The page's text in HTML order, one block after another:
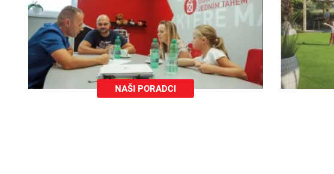
NAŠI PORADCI